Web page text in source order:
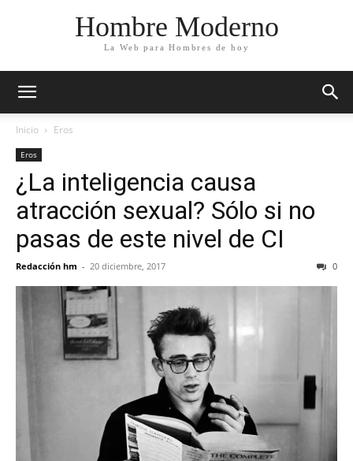
Hombre Moderno
La Web para Hombres de hoy
Inicio Eros
Eros
¿La inteligencia causa
atracción sexual? Sólo si no
pasas de este nivel de CI
Redacción hm - 20 diciembre, 2017 0